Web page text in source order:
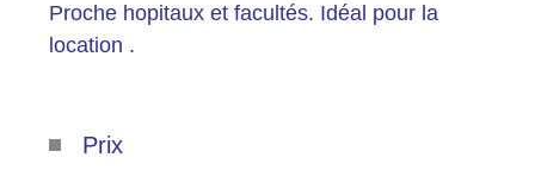
Plus d'informations sur
le quartier
Proche hopitaux et facultés. Idéal pour la
location .
Prix